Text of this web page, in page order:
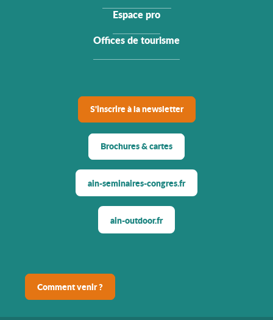
Espace pro
Offices de tourisme
S'inscrire à la newsletter
Brochures & cartes
ain-seminaires-congres.fr
ain-outdoor.fr
Comment venir ?